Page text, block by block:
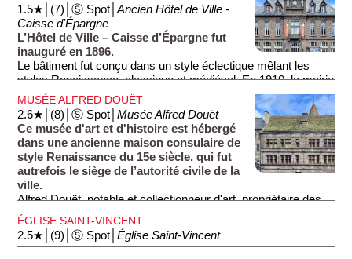
1.5★│(7)│Ⓢ Spot│Ancien Hôtel de Ville -
Caisse d'Épargne
L’Hôtel de Ville – Caisse d’Épargne fut
inauguré en 1896.
Le bâtiment fut conçu dans un style éclectique mêlant les
styles Renaissance, classique et médiéval. En 1910, la mairie
fut transférée dans l’ancien Palais épiscopal, acheté par la
ville, et la Caisse d’Épargne quitta le bâtiment en 1997.
Aujourd'hui, l'édifice est occupé par une maison de l’habitat et
un centre d’interprétation de l’architecture et du patrimoine.
MUSÉE ALFRED DOUËT
2.6★│(8)│Ⓢ Spot│Musée Alfred Douët
Ce musée d'art et d'histoire est hébergé
dans une ancienne maison consulaire de
style Renaissance du 15e siècle, qui fut
autrefois le siège de l’autorité civile de la
ville.
Alfred Douët, notable et collectionneur d'art, propriétaire des
lieux au début du 20e siècle, décida de transformer le
bâtiment en musée. Le musée, qui comporte 11 salles
abritant près de 5·000 œuvres, présente une riche collection
ÉGLISE SAINT-VINCENT
2.5★│(9)│Ⓢ Spot│Église Saint-Vincent